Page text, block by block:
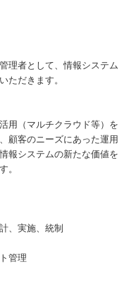
理者として、情報システム
ただきます。
用（マルチクラウド等）を
顧客のニーズにあった運用
報システムの新たな価値を
。
、実施、統制
管理